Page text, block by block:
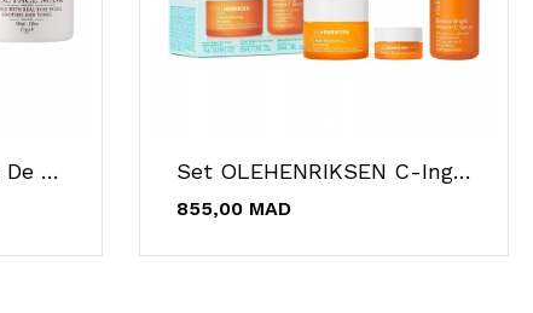
Duo Fresh Jour & Nuit De Masques À La Rose Et... Set OLEHENRIKSEN C-Ing Stars Soins À La Vitamine C
855,00 MAD